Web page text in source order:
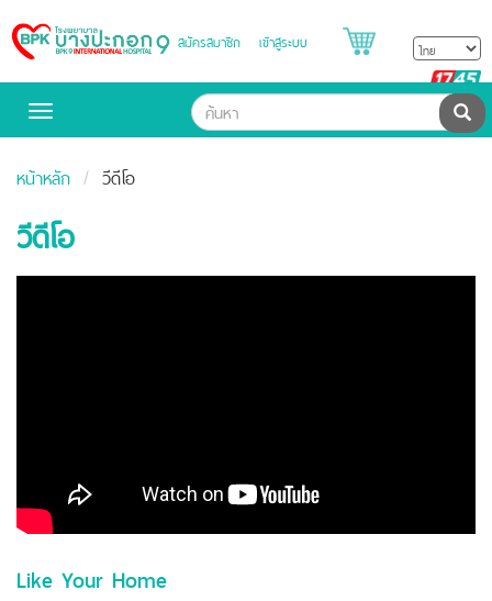
Bangpakok
Hospital
สมัครสมาชิก เข้าสู่ระบบ
Toggle
ค้น
หน้าหลัก วีดีโอ
วีดีโอ
Like Your Home